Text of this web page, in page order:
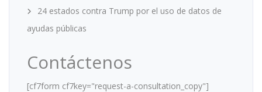
24 estados contra Trump por el uso de datos de
ayudas públicas
Contáctenos
[cf7form cf7key="request-a-consultation_copy"]